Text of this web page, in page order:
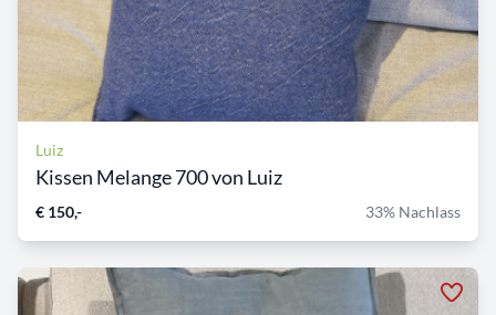
Luiz
Kissen Melange 700 von Luiz
€ 150,- 33% Nachlass